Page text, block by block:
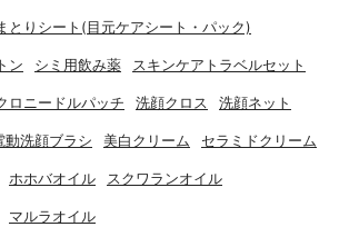
とりシート(目元ケアシート・パック)
ン シミ用飲み薬 スキンケアトラベルセット
ロニードルパッチ 洗顔クロス 洗顔ネット
動洗顔ブラシ 美白クリーム セラミドクリーム
ホホバオイル スクワランオイル
マルラオイル